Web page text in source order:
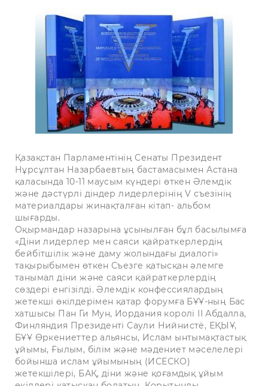
Қазақстан Парламентінің Сенаты Президент
Нұрсұлтан Назарбаевтың бастамасымен Астана
қаласында 10-11 маусым күндері өткен Әлемдік
және дәстүрлі діндер лидерлерінің V съезінің
материалдары жинақталған кітап- альбом
шығарды.
Оқырмандар назарына ұсынылған бұл басылымға
«Діни лидерлер мен саяси қайраткерлердің
бейбітшілік және даму жолындағы диалогі»
тақырыбымен өткен Съезге қатысқан әлемге
танымал діни және саяси қайраткерлердің
сөздері енгізілді. Әлемдік конфессиялардың
жетекші өкілдерімен қатар форумға БҰҰ-ның Бас
хатшысы Пан Ги Мун, Иордания королі ІІ Абдалла,
Финляндия Президенті Саули Нийнистё, ЕҚЫҰ,
БҰҰ Өркениеттер альянсы, Ислам ынтымақтастық
ұйымы, Ғылым, білім және мәдениет мәселелері
бойынша ислам ұйымының (ИСЕСКО)
жетекшілері, БАҚ, діни және қоғамдық ұйым